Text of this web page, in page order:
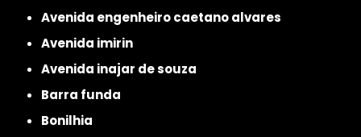
avenida engenheiro caetano alvares
avenida imirin
avenida inajar de souza
barra funda
bonilhia